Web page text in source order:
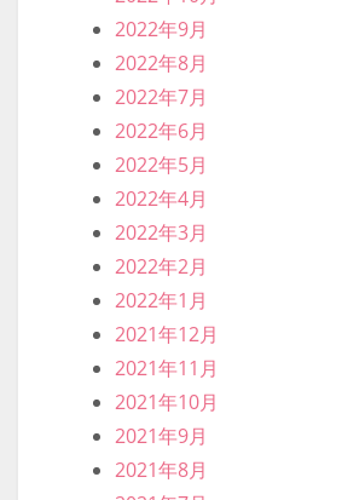
2022年9月
2022年8月
2022年7月
2022年6月
2022年5月
2022年4月
2022年3月
2022年2月
2022年1月
2021年12月
2021年11月
2021年10月
2021年9月
2021年8月